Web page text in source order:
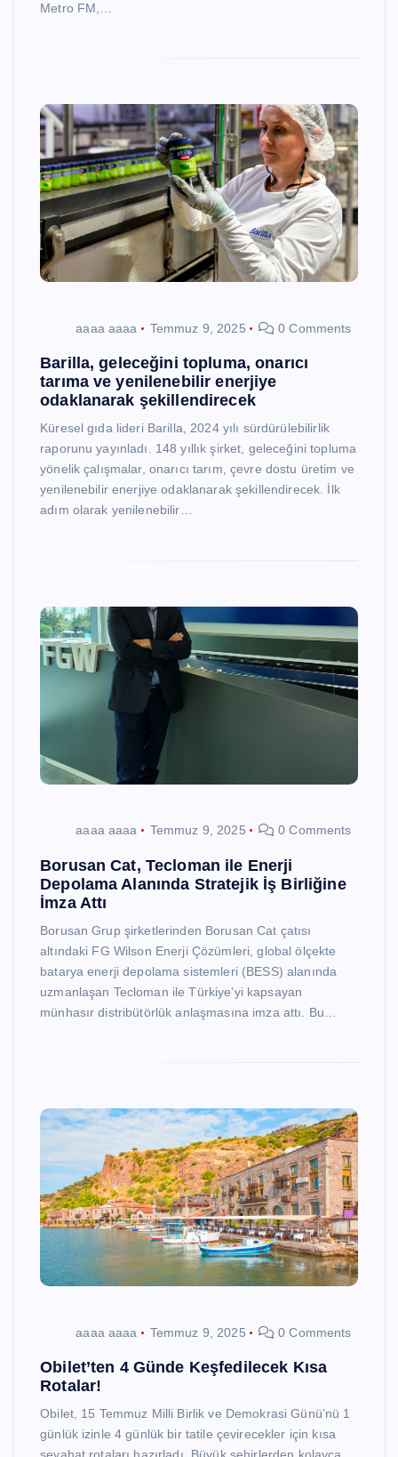
Metro FM,…
aaaa aaaa Temmuz 9, 2025 0 Comments
Barilla, geleceğini topluma, onarıcı
tarıma ve yenilenebilir enerjiye
odaklanarak şekillendirecek
Küresel gıda lideri Barilla, 2024 yılı sürdürülebilirlik
raporunu yayınladı. 148 yıllık şirket, geleceğini topluma
yönelik çalışmalar, onarıcı tarım, çevre dostu üretim ve
yenilenebilir enerjiye odaklanarak şekillendirecek. İlk
adım olarak yenilenebilir…
aaaa aaaa Temmuz 9, 2025 0 Comments
Borusan Cat, Tecloman ile Enerji
Depolama Alanında Stratejik İş Birliğine
İmza Attı
Borusan Grup şirketlerinden Borusan Cat çatısı
altındaki FG Wilson Enerji Çözümleri, global ölçekte
batarya enerji depolama sistemleri (BESS) alanında
uzmanlaşan Tecloman ile Türkiye’yi kapsayan
münhasır distribütörlük anlaşmasına imza attı. Bu…
aaaa aaaa Temmuz 9, 2025 0 Comments
Obilet’ten 4 Günde Keşfedilecek Kısa
Rotalar!
Obilet, 15 Temmuz Milli Birlik ve Demokrasi Günü’nü 1
günlük izinle 4 günlük bir tatile çevirecekler için kısa